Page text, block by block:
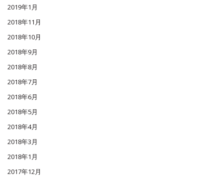
2019年1月
2018年11月
2018年10月
2018年9月
2018年8月
2018年7月
2018年6月
2018年5月
2018年4月
2018年3月
2018年1月
2017年12月